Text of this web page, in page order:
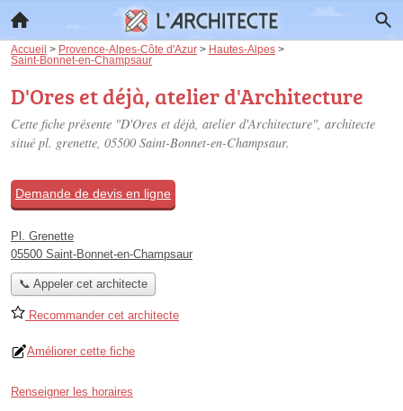
Accueil > Provence-Alpes-Côte d'Azur > Hautes-Alpes >
Saint-Bonnet-en-Champsaur
D'Ores et déjà, atelier d'Architecture
Cette fiche présente "D'Ores et déjà, atelier d'Architecture", architecte
situé pl. grenette, 05500 Saint-Bonnet-en-Champsaur.
Demande de devis en ligne
Pl. Grenette
05500 Saint-Bonnet-en-Champsaur
📞 Appeler cet architecte
Recommander cet architecte
Améliorer cette fiche
Renseigner les horaires